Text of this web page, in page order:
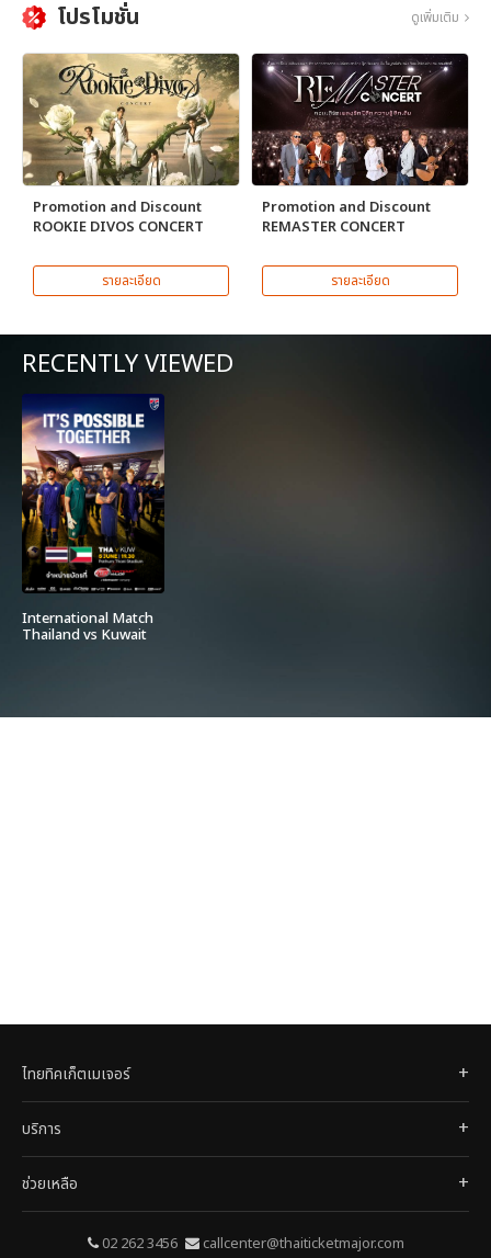
โปรโมชั่น ดูเพิ่มเติม
Promotion and Discount
ROOKIE DIVOS CONCERT
รายละเอียด
Promotion and Discount
REMASTER CONCERT
รายละเอียด
RECENTLY VIEWED
International Match
Thailand vs Kuwait
ไทยทิคเก็ตเมเจอร์
บริการ
ช่วยเหลือ
02 262 3456 callcenter@thaiticketmajor.com